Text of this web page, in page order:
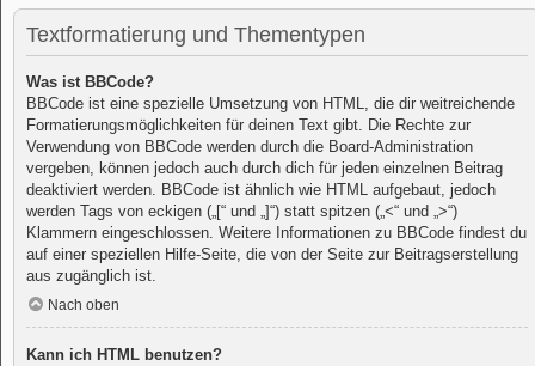
Textformatierung und Thementypen
Was ist BBCode?
BBCode ist eine spezielle Umsetzung von HTML, die dir weitreichende
Formatierungsmöglichkeiten für deinen Text gibt. Die Rechte zur
Verwendung von BBCode werden durch die Board-Administration
vergeben, können jedoch auch durch dich für jeden einzelnen Beitrag
deaktiviert werden. BBCode ist ähnlich wie HTML aufgebaut, jedoch
werden Tags von eckigen („[“ und „]“) statt spitzen („<“ und „>“)
Klammern eingeschlossen. Weitere Informationen zu BBCode findest du
auf einer speziellen Hilfe-Seite, die von der Seite zur Beitragserstellung
aus zugänglich ist.
Nach oben
Kann ich HTML benutzen?